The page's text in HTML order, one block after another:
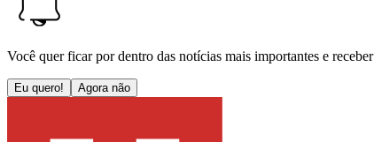
Você quer ficar por dentro das notícias mais importantes e receber
Eu quero! Agora não